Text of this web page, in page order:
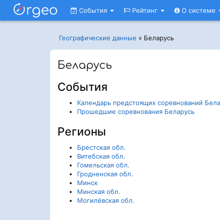
События Рейтинг О системе
Географические данные » Беларусь
Беларусь
События
Календарь предстоящих соревнований
Прошедшие соревнования Беларусь
Регионы
Брестская обл.
Витебская обл.
Гомельская обл.
Гродненская обл.
Минск
Минская обл.
Могилёвская обл.